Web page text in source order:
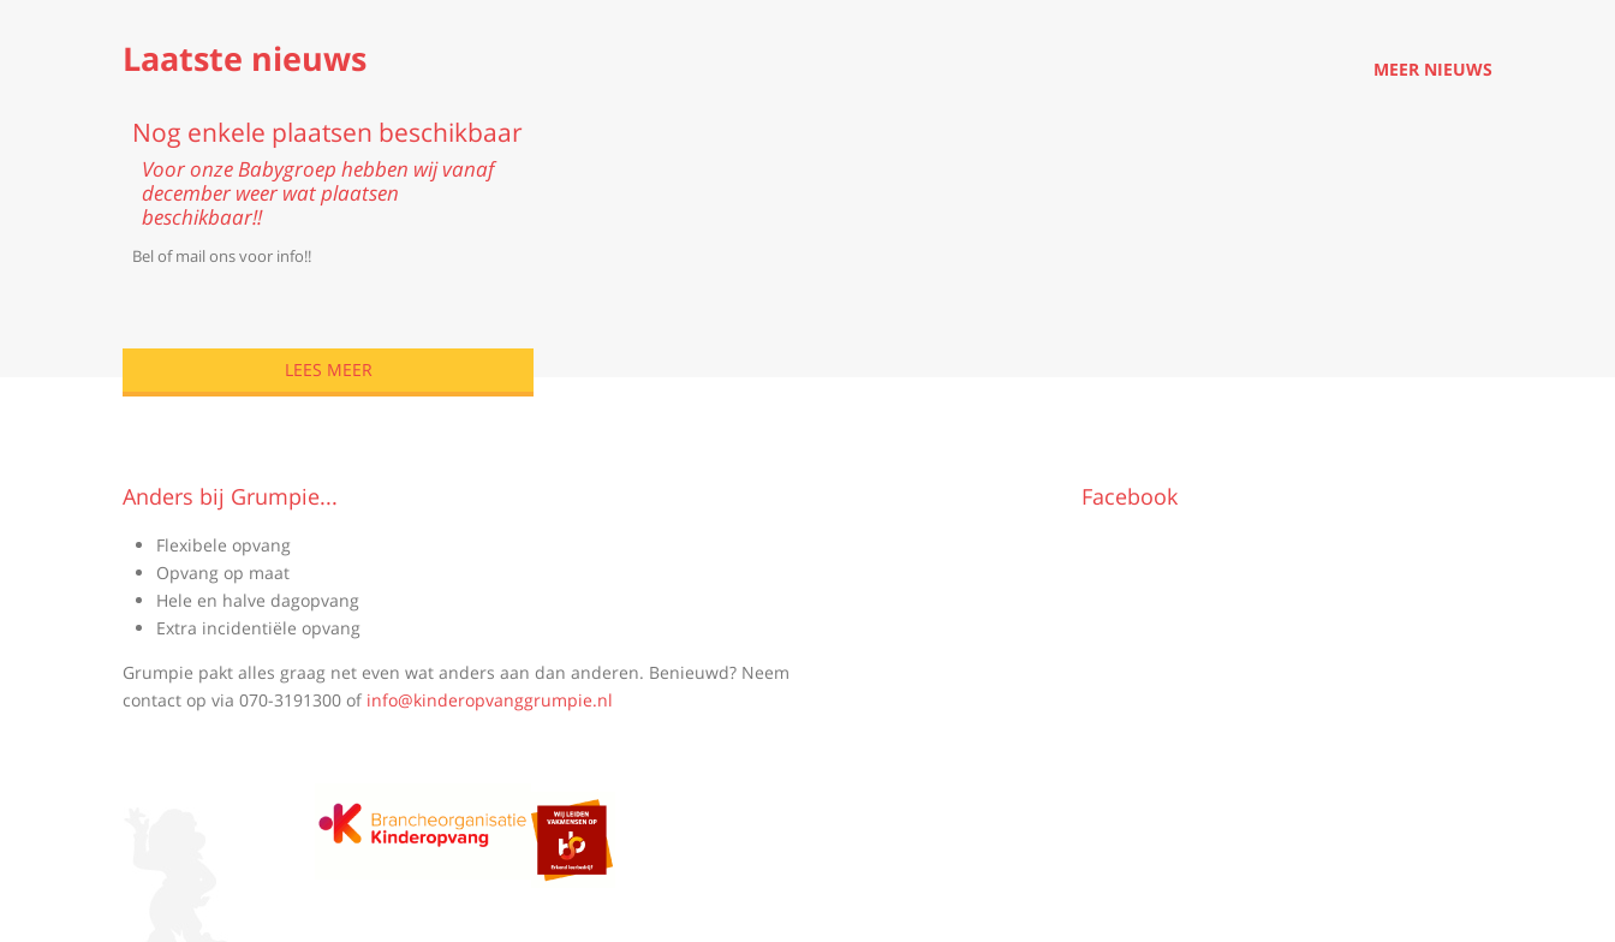
FeaturedLaatste nieuws
Nog enkele plaatsen beschikbaar
Voor onze Babygroep hebben wij vanaf
december weer wat plaatsen
beschikbaar!!
Bel of mail ons voor info!!
LEES MEER
MEER NIEUWS
Anders bij Grumpie...
Flexibele opvang
Opvang op maat
Hele en halve dagopvang
Extra incidentiële opvang
Grumpie pakt alles graag net even wat anders aan dan anderen. Benieuwd? Neem
contact op via 070-3191300 of info@kinderopvanggrumpie.nl
Facebook